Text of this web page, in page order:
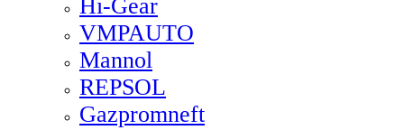
Hi-Gear
VMPAUTO
Mannol
REPSOL
Gazpromneft